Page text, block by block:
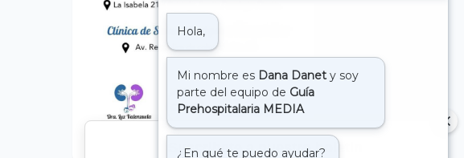
Suscribete a nuestro boletin